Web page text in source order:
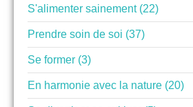
S'alimenter sainement (22)
Prendre soin de soi (37)
Se former (3)
En harmonie avec la nature (20)